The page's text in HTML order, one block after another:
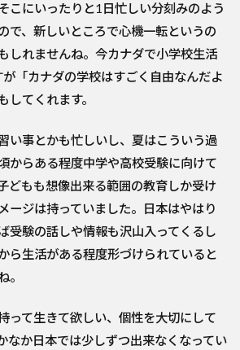
こにいったりと1日忙しい分刻みのよう
で、新しいところで心機一転というの
しれませんね。今カナダで小学校生活
「カナダの学校はすごく自由なんだよ
してくれます。
い事とかも忙しいし、夏はこういう過
からある程度中学や高校受験に向けて
どもも想像出来る範囲の教育しか受け
ージは持っていました。日本はやはり
受験の話しや情報も沢山入ってくるし
ら生活がある程度形づけられていると
。
って生きて欲しい、個性を大切にして
なか日本では少しずつ出来なくなってい